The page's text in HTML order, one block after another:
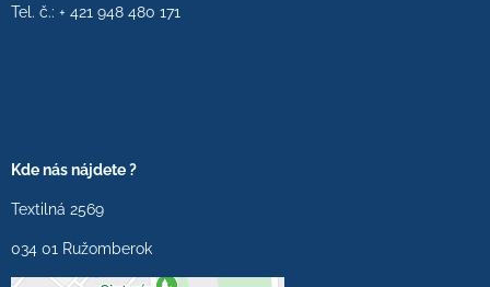
Tel. č.: + 421 948 480 171
Kde nás nájdete ?
Textilná 2569
034 01 Ružomberok